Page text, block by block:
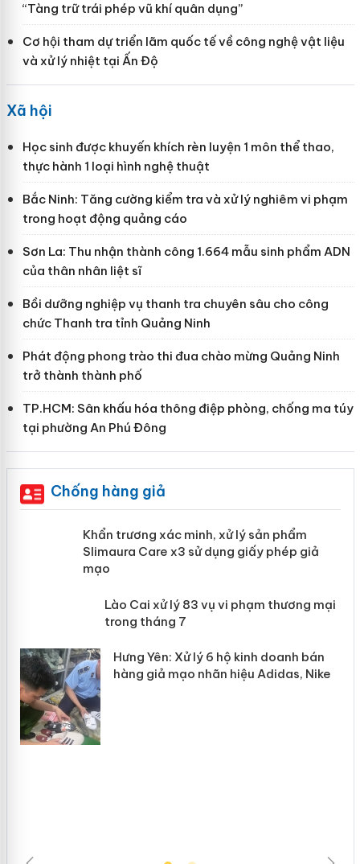
“Tàng trữ trái phép vũ khí quân dụng”
Cơ hội tham dự triển lãm quốc tế về công nghệ vật liệu
và xử lý nhiệt tại Ấn Độ
Xã hội
Học sinh được khuyến khích rèn luyện 1 môn thể thao,
thực hành 1 loại hình nghệ thuật
Bắc Ninh: Tăng cường kiểm tra và xử lý nghiêm vi phạm
trong hoạt động quảng cáo
Sơn La: Thu nhận thành công 1.664 mẫu sinh phẩm ADN
của thân nhân liệt sĩ
Bồi dưỡng nghiệp vụ thanh tra chuyên sâu cho công
chức Thanh tra tỉnh Quảng Ninh
Phát động phong trào thi đua chào mừng Quảng Ninh
trở thành thành phố
TP.HCM: Sân khấu hóa thông điệp phòng, chống ma túy
tại phường An Phú Đông
Chống hàng giả
Khẩn trương xác minh, xử lý sản phẩm
Slimaura Care x3 sử dụng giấy phép
mại trong tháng 7